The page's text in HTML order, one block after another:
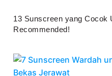
13 Sunscreen yang Cocok
Recommended!